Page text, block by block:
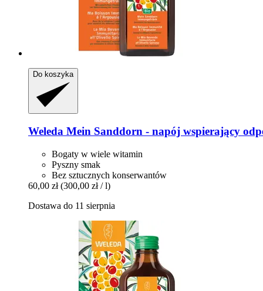
Do koszyka
Weleda Mein Sanddorn -​ napój wspierający
Bogaty w wiele witamin
Pyszny smak
Bez sztucznych konserwantów
60,00 zł (300,00 zł / l)
Dostawa do 11 sierpnia